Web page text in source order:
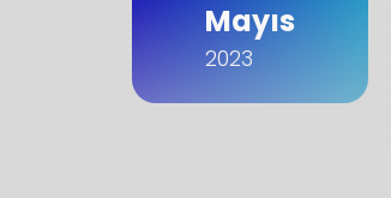
Mayıs
2023